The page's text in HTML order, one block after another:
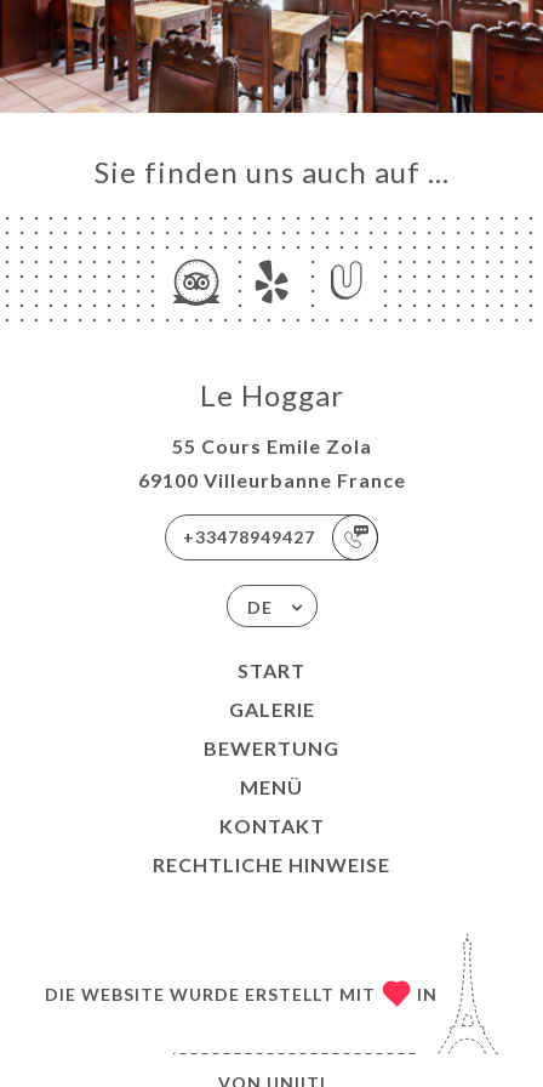
Sie finden uns auch auf …
Le Hoggar
55 Cours Emile Zola
69100 Villeurbanne France
+33478949427
DE
START
GALERIE
BEWERTUNG
MENÜ
KONTAKT
RECHTLICHE HINWEISE
DIE WEBSITE WURDE ERSTELLT MIT IN